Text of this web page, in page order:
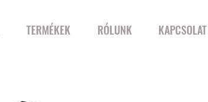
TERMÉKEK RÓLUNK KAPCSOLAT